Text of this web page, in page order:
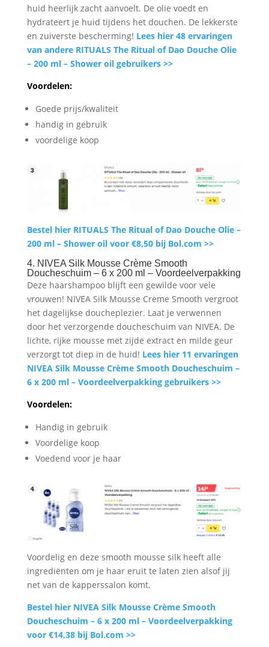
huid heerlijk zacht aanvoelt. De olie voedt en
hydrateert je huid tijdens het douchen. De lekkerste
en zuiverste bescherming! Lees hier 48 ervaringen
van andere RITUALS The Ritual of Dao Douche Olie
– 200 ml – Shower oil gebruikers >>
Voordelen:
Goede prijs/kwaliteit
handig in gebruik
voordelige koop
Bestel hier RITUALS The Ritual of Dao Douche Olie –
200 ml – Shower oil voor €8,50 bij Bol.com >>
4. NIVEA Silk Mousse Crème Smooth
Doucheschuim – 6 x 200 ml – Voordeelverpakking
Deze haarshampoo blijft een gewilde voor vele
vrouwen! NIVEA Silk Mousse Creme Smooth vergroot
het dagelijkse doucheplezier. Laat je verwennen
door het verzorgende doucheschuim van NIVEA. De
lichte, rijke mousse met zijde extract en milde geur
verzorgt tot diep in de huid! Lees hier 11 ervaringen
NIVEA Silk Mousse Crème Smooth Doucheschuim –
6 x 200 ml – Voordeelverpakking gebruikers >>
Voordelen:
Handig in gebruik
Voordelige koop
Voedend voor je haar
Voordelig en deze smooth mousse silk heeft alle
ingrediënten om je haar eruit te laten zien alsof jij
net van de kapperssalon komt.
Bestel hier NIVEA Silk Mousse Crème Smooth
Doucheschuim – 6 x 200 ml – Voordeelverpakking
voor €14,38 bij Bol.com >>